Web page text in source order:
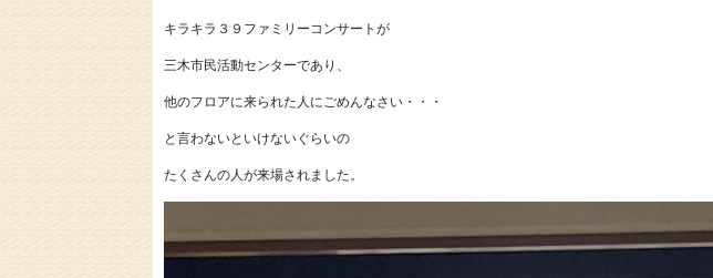
キラキラ３９ファミリーコンサートが
三木市民活動センターであり、
他のフロアに来られた人にごめんなさい・・・
と言わないといけないぐらいの
たくさんの人が来場されました。